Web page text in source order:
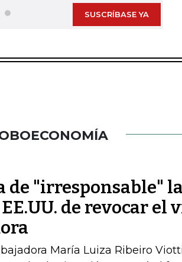
SUSCRÍBASE YA
de "irresponsable" la
de revocar el
María Luiza Ribeiro